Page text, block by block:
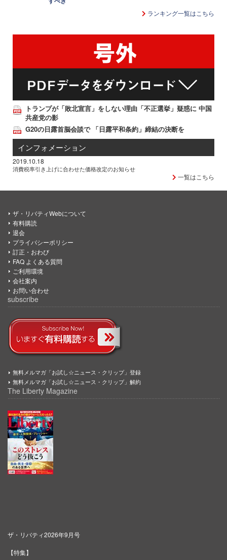
ランキング一覧はこちら
トランプが「敗北宣言」をしない理由「不正選挙」疑惑に 中国
共産党の影
G20の日露首脳会談で 「日露平和条約」締結の決断を
インフォメーション
2019.10.18
消費税率引き上げに合わせた価格改定のお知らせ
一覧はこちら
ザ・リバティWebについて
有料購読
退会
プライバシーポリシー
訂正・おわび
FAQ よくある質問
ご利用環境
会社案内
お問い合わせ
subscribe
無料メルマガ「お試し☆ニュース・クリップ」登録
無料メルマガ「お試し☆ニュース・クリップ」解約
The Liberty Magazine
ザ・リバティ2026年9月号
【特集】